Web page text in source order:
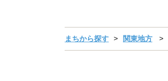
まちから探す 関東地方